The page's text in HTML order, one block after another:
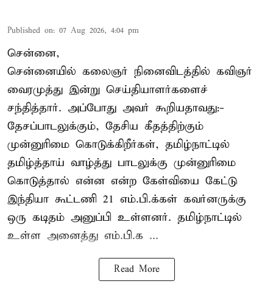
Published on: 07 Aug 2026, 4:04 pm
சென்னை,
சென்னையில் கலைஞர் நினைவிடத்தில் கவிஞர்
வைரமுத்து இன்று செய்தியாளர்களைச்
சந்தித்தார். அப்போது அவர் கூறியதாவது:-
தேசப்பாடலுக்கும், தேசிய கீதத்திற்கும்
முன்னுரிமை கொடுக்கிறீர்கள், தமிழ்நாட்டில்
தமிழ்த்தாய் வாழ்த்து பாடலுக்கு முன்னுரிமை
கொடுத்தால் என்ன என்ற கேள்வியை கேட்டு
இந்தியா கூட்டணி 21 எம்.பி.க்கள் கவர்னருக்கு
ஒரு கடிதம் அனுப்பி உள்ளனர். தமிழ்நாட்டில்
உள்ள அனைத்து எம்.பி.க ...
Read More